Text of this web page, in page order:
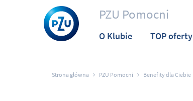
PZU Pomocni
O Klubie TOP oferty
Strona główna PZU Pomocni Benefity dla Ciebie